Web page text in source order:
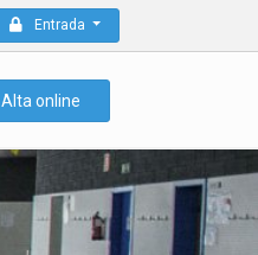
Entrada
Alta online